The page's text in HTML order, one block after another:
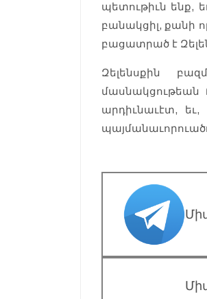
պետութիւն ենք,
բանակցիլ, քանի
բացատրած է
Զելենսքին
մասնակցութեան
արդիւնաւէտ,